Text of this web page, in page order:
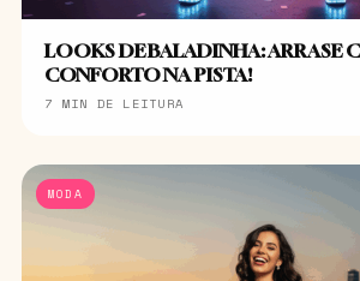
LOOKS DE BALADINHA: ARRASE
CONFORTO NA PISTA!
7 MIN DE LEITURA
MODA